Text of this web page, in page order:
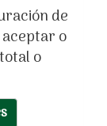
de
o
o